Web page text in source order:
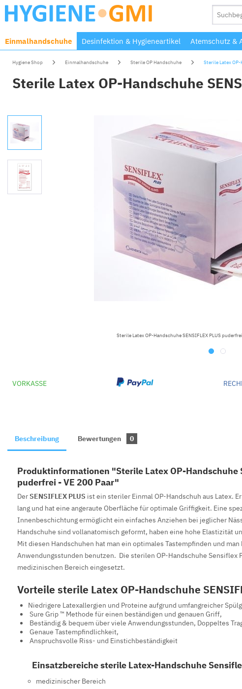
Einmalhandschuhe Desinfektion & Hygieneartikel Atemschutz &
Hygiene Shop Einmalhandschuhe Sterile OP Handschuhe Sterile Latex OP-
Sterile Latex OP-Handschuhe
Sterile Latex OP-Handschuhe SENSIFLEX PLUS
VORKASSE
Beschreibung Bewertungen 0
Produktinformationen "Sterile Latex OP-Handschuhe
puderfrei - VE 200 Paar"
DerSENSIFLEX PLUS ist ein steriler Einmal OP-Handschuh aus Latex.
lang und hat eine angeraute Oberfläche für optimale Griffigkeit. Eine
Innenbeschichtung ermöglicht ein einfaches Anziehen bei jeglicher
Handschuhe sind vollanatomisch geformt, haben eine hohe Elastizität
Mit diesen Handschuhen hat man ein optimales Tastempfinden und
Anwendungsstunden benutzen. Die sterilen OP-Handschuhe Sensiflex
medizinischen Bereich eingesetzt.
Vorteile sterile Latex OP-Handschuhe
Niedrigere Latexallergien und Proteine aufgrund umfangreicher
Sure Grip ™ Methode für einen beständigen und genauen Griff,
Beständig & bequem über viele Anwendungsstunden, Doppeltes
Genaue Tastempfindlichkeit,
Anspruchsvolle Riss- und Einstichbeständigkeit
Einsatzbereiche sterile Latex-Handschuhe
medizinischer Bereich